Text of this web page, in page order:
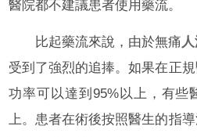
醫院都不建議患者使用藥流。
比起藥流來說，由於無痛
受到了強烈的追捧。如果在正規
功率可以達到95%以上，有些
上。患者在術後按照醫生的指